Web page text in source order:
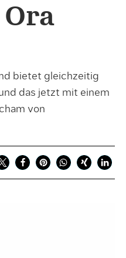
bietet gleichzeitig
das jetzt mit einem
von